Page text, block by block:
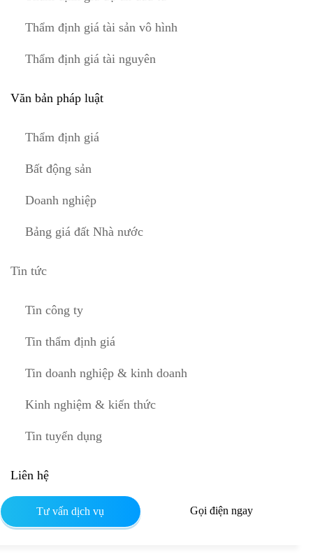
Thẩm định giá tài sản vô hình
Thẩm định giá tài nguyên
Văn bản pháp luật
Thẩm định giá
Bất động sản
Doanh nghiệp
Bảng giá đất Nhà nước
Tin tức
Tin công ty
Tin thẩm định giá
Tin doanh nghiệp & kinh doanh
Kinh nghiệm & kiến thức
Tin tuyển dụng
Liên hệ
Tư vấn dịch vụ Gọi điện ngay